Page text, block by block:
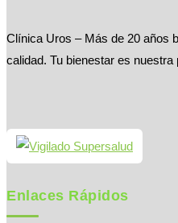
Clínica Uros – Más de 20 años
calidad. Tu bienestar es nuestra
Enlaces Rápidos